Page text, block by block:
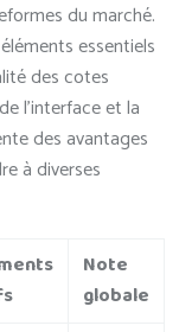
du marché.
essentiels
des cotes
l’interface et la
des avantages
à diverses
Note
globale